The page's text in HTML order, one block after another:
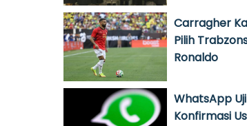
Carragher
Pilih
Ronaldo
WhatsApp
Konfirmasi